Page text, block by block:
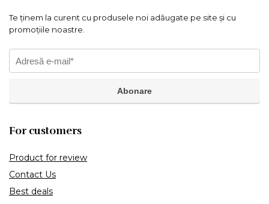
Te ținem la curent cu produsele noi adăugate pe site și cu
promoțiile noastre.
For customers
Product for review
Contact Us
Best deals